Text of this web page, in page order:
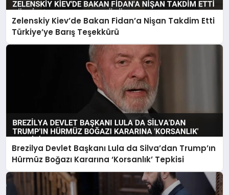
Zelenskiy Kiev’de Bakan Fidan’a Nişan Takdim Etti
Türkiye’ye Barış Teşekkürü
Brezilya Devlet Başkanı Lula da Silva’dan Trump’ın
Hürmüz Boğazı Kararına ‘Korsanlık’ Tepkisi